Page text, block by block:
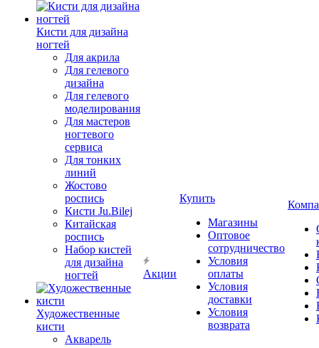
Кисти для дизайна
ногтей
Для акрила
Для гелевого
дизайна
Для гелевого
моделирования
Для мастеров
ногтевого
сервиса
Для тонких
линий
Жостово
роспись
Кисти Ju.Bilej
Китайская
роспись
Набор кистей
для дизайна
ногтей
Художественные
кисти
Акварель
Акции
Купить
Магазины
Оптовое
сотрудничество
Условия
оплаты
Условия
доставки
Условия
возврата